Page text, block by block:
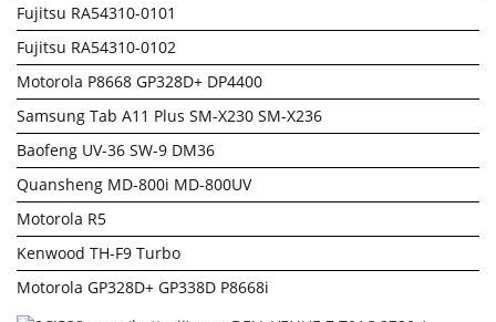
Fujitsu RA54310-0101
Fujitsu RA54310-0102
Motorola P8668 GP328D+ DP4400
Samsung Tab A11 Plus SM-X230 SM-X236
Baofeng UV-36 SW-9 DM36
Quansheng MD-800i MD-800UV
Motorola R5
Kenwood TH-F9 Turbo
Motorola GP328D+ GP338D P8668i